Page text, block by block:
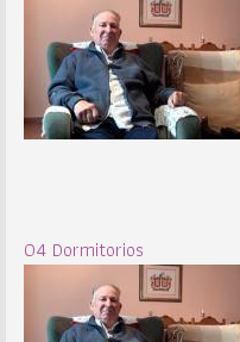
04 Dormitorios